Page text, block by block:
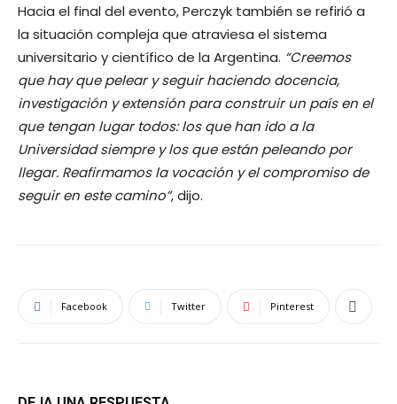
Hacia el final del evento, Perczyk también se refirió a
la situación compleja que atraviesa el sistema
universitario y científico de la Argentina. “Creemos
que hay que pelear y seguir haciendo docencia,
investigación y extensión para construir un país en el
que tengan lugar todos: los que han ido a la
Universidad siempre y los que están peleando por
llegar. Reafirmamos la vocación y el compromiso de
seguir en este camino”, dijo.
Facebook Twitter Pinterest